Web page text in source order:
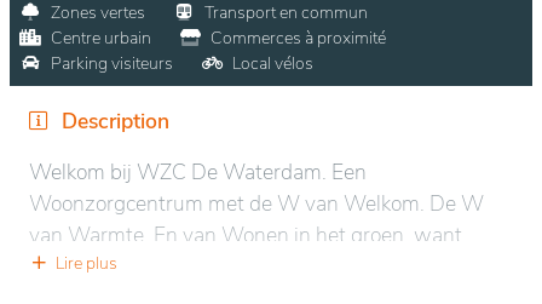
Zones vertes
Transport en commun
Centre urbain
Commerces à proximité
Parking visiteurs
Local vélos
Description
Welkom bij WZC De Waterdam. Een
Woonzorgcentrum met de W van Welkom. De W
van Warmte. En van Wonen in het groen, want
hoewel we vlakbij alles in hartje Roeselare liggen,
Lire plus